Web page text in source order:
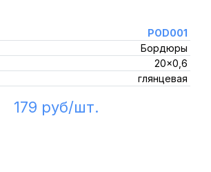
POD001
Бордюры
20x0,6
глянцевая
179 руб/шт.